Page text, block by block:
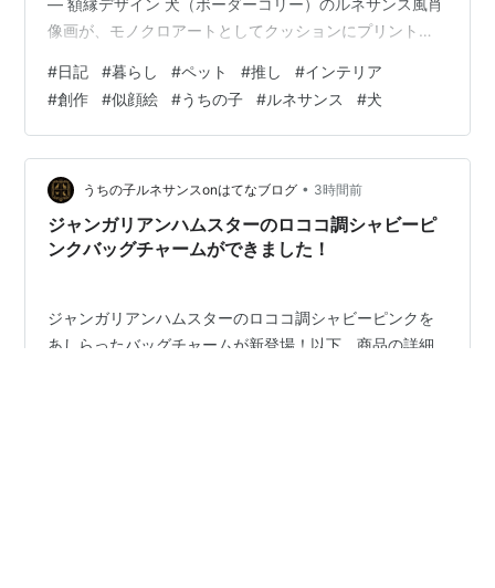
像画が、モノクロアートとしてクッションにプリントさ
で、お部屋のアクセントにぴったりの一品です。 ◆ 商品
内容・クッション本体（カバー + 中材込み）・クラシカ
ルな額縁デザイン入りモノクロアートプリント ◆ サイ
ズ・仕様・サイズ：45cm × 45cm・中材込みの一体型ク
ッション・圧縮袋からお出しいただき、そのままお使い
いただけます ◆ こんな方…
#日記 #暮らし #ペット #推し #インテリア
#創作 #似顔絵 #うちの子 #ルネサンス #犬
うちの子ルネサンスonはてなブログ • 3時間前
ジャンガリアンハムスターのロココ調シャビーピ
ンクバッグチャームができました！